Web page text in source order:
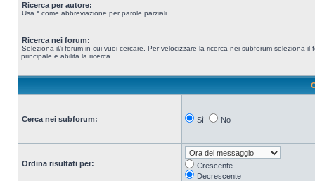
Ricerca per autore:
Usa * come abbreviazione per parole parziali.
Ricerca nei forum:
Seleziona il/i forum in cui vuoi cercare. Per velocizzare la ricerca nei subforum seleziona il
principale e abilita la ricerca.
Cerca nei subforum: Sì No
Ordina risultati per:
Crescente
Decrescente